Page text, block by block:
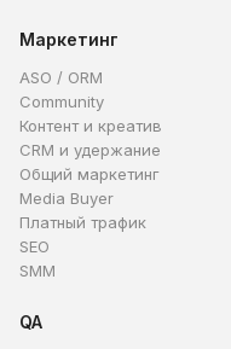
Маркетинг
ASO / ORM
Community
Контент и креатив
CRM и удержание
Общий маркетинг
Media Buyer
Платный трафик
SEO
SMM
QA